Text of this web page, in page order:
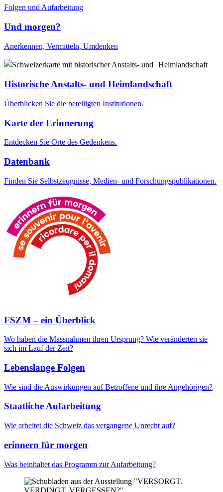
Folgen und Aufarbeitung
Und morgen?
Anerkennen, Vermitteln, Umdenken
Historische Anstalts- und Heimlandschaft
Überblicken Sie die beteiligten Institutionen.
Karte der Erinnerung
Entdecken Sie Orte des Gedenkens.
Datenbank
Finden Sie Selbstzeugnisse, Medien- und Forschungspublikationen.
FSZM – ein Überblick
Wo haben die Massnahmen ihren Ursprung? Wie veränderten sie
sich im Lauf der Zeit?
Lebenslange Folgen
Wie sind die Auswirkungen auf Betroffene und ihre Angehörigen?
Staatliche Aufarbeitung
Wie arbeitet die Schweiz das vergangene Unrecht auf?
erinnern für morgen
Was beinhaltet das Programm zur Aufarbeitung?